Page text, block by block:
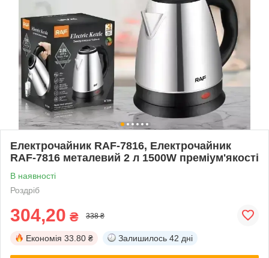
Електрочайник RAF-7816, Електрочайник
RAF-7816 металевий 2 л 1500W преміум'якості
В наявності
Роздріб
304,20 ₴ 338 ₴
Економія 33.80 ₴ Залишилось 42 дні